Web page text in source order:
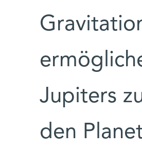
Jupiters
den